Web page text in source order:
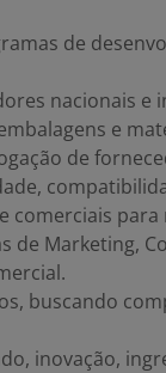
de
nacionais e
e
de
comerciais
de Marketing,
buscando
inovação,